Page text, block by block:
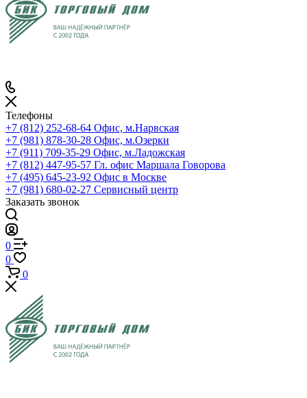
Телефоны
+7 (812) 252-68-64 Офис, м.Нарвская
+7 (981) 878-30-28 Офис, м.Озерки
+7 (911) 709-35-29 Офис, м.Ладожская
+7 (812) 447-95-57 Гл. офис Маршала Говорова
+7 (495) 645-23-92 Офис в Москве
+7 (981) 680-02-27 Сервисный центр
Заказать звонок
0
0
0